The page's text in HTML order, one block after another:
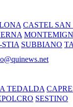
CASTEL
STIA SUBBIANO
TEDALDA
SESTINO